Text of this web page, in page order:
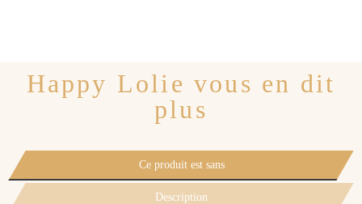
Happy Lolie vous en dit
plus
Ce produit est sans
Description